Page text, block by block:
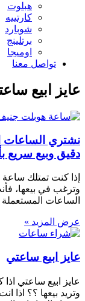
هبلوت
كارتييه
شوبارد
برتلينج
اوميجا
تواصل معنا
عايز ابيع
نشتري الساعات
دقيق وبيع سريع
إذا كنت تمتلك
وترغب في بيعها،
الساعات
عرض المزيد »
عايز ابيع ساعتي
عايز ابيع ساعتي
وتريد بيعها ؟؟ اذا